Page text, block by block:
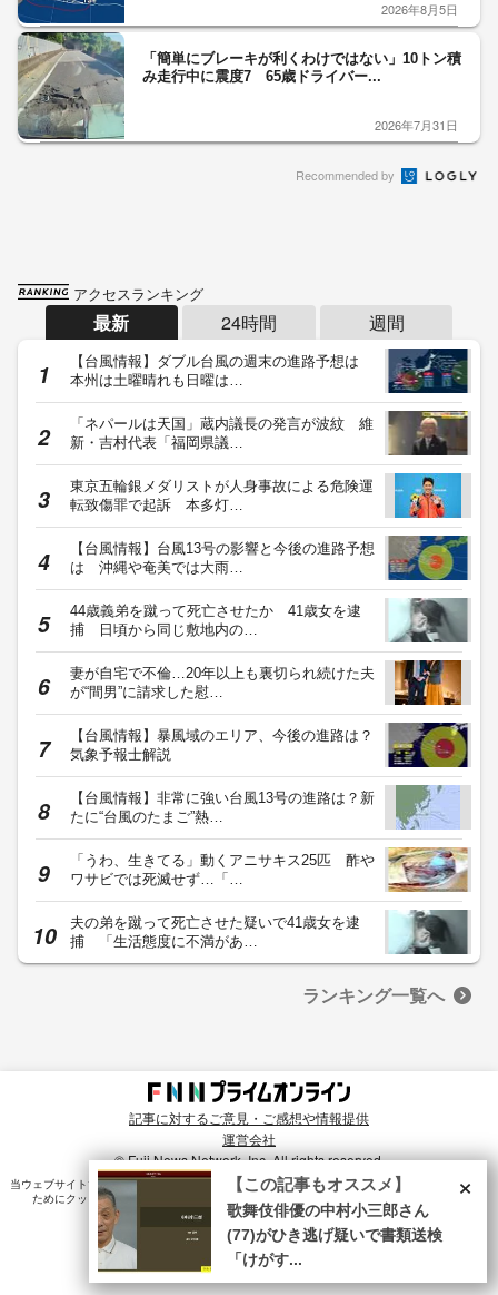
2026年8月5日
「簡単にブレーキが利くわけではない」10トン積
み走行中に震度7 65歳ドライバー...
2026年7月31日
Recommended by
アクセスランキング
最新 24時間 週間
【台風情報】ダブル台風の週末の進路予想は
本州は土曜晴れも日曜は…
「ネパールは天国」蔵内議長の発言が波紋 維
新・吉村代表「福岡県議…
東京五輪銀メダリストが人身事故による危険運
転致傷罪で起訴 本多灯…
【台風情報】台風13号の影響と今後の進路予想
は 沖縄や奄美では大雨…
44歳義弟を蹴って死亡させたか 41歳女を逮
捕 日頃から同じ敷地内の…
妻が自宅で不倫…20年以上も裏切られ続けた夫
が“間男”に請求した慰…
【台風情報】暴風域のエリア、今後の進路は？
気象予報士解説
【台風情報】非常に強い台風13号の進路は？新
たに“台風のたまご”熱…
「うわ、生きてる」動くアニサキス25匹 酢や
ワサビでは死滅せず…「…
夫の弟を蹴って死亡させた疑いで41歳女を逮
捕 「生活態度に不満があ…
ランキング一覧へ
記事に対するご意見・ご感想や情報提供
運営会社
© Fuji News Network, Inc. All rights reserved.
当ウェブサイトでは、ユーザのニーズ・興味・関⼼に合致したコンテンツや広告配信を提供する
ためにクッキーを使⽤しています。詳細は、
プライバシーポリシー をご確認ください。×
【この記事もオススメ】
歌舞伎俳優の中村小三郎さん
(77)がひき逃げ疑いで書類送検
「けがす...